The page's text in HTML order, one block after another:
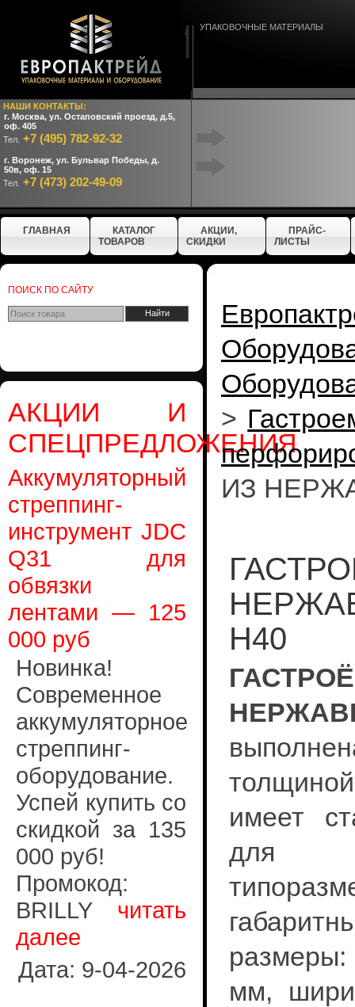
НАШИ КОНТАКТЫ:
г. Москва, ул. Остаповский проезд, д.5,
оф. 405
Тел. +7 (495) 782-92-32
г. Воронеж, ул. Бульвар Победы, д.
50в, оф. 15
Тел. +7 (473) 202-49-09
УПАКОВОЧНЫЕ МАТЕРИАЛЫ
ГЛАВНАЯ
КАТАЛОГ
ТОВАРОВ
АКЦИИ,
СКИДКИ
ПРАЙС-
ЛИСТЫ
ПОИСК ПО САЙТУ
АКЦИИ И
СПЕЦПРЕДЛОЖЕНИЯ
Аккумуляторный
стреппинг-
инструмент JDC
Q31 для
обвязки
лентами — 125
000 руб
Новинка!
Современное
аккумуляторное
стреппинг-
оборудование.
Успей купить со
скидкой за 135
000 руб!
Промокод:
BRILLY читать
далее
Дата: 9-04-2026
>
ИЗ
H40
имеет
для
мм,